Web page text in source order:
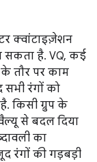
क्वांटाइज़ेशन
सकता है. VQ, कई
तौर पर काम
रंगों को
किसी ग्रुप के
से बदल दिया
का
रंगों की गड़बड़ी